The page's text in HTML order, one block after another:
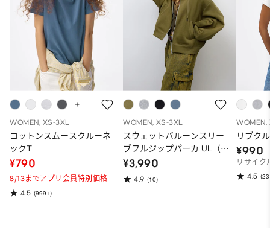
WOMEN, XS-3XL
コットンスムースクルーネ
ックT
¥790
8/13までアプリ会員特別価格
4.5 (999+)
WOMEN, XS-3XL
スウェットバルーンスリー
ブフルジップパーカ UL（ス
ーパーオーバーサイズフィ
ット）
¥3,990
4.9 (10)
WOMEN,
リブク
¥990
リサイク
4.5